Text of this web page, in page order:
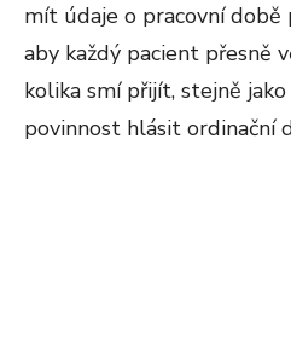
mít údaje o pracovní
aby každý pacient přesně
kolika smí přijít, stejně
povinnost hlásit ordinační